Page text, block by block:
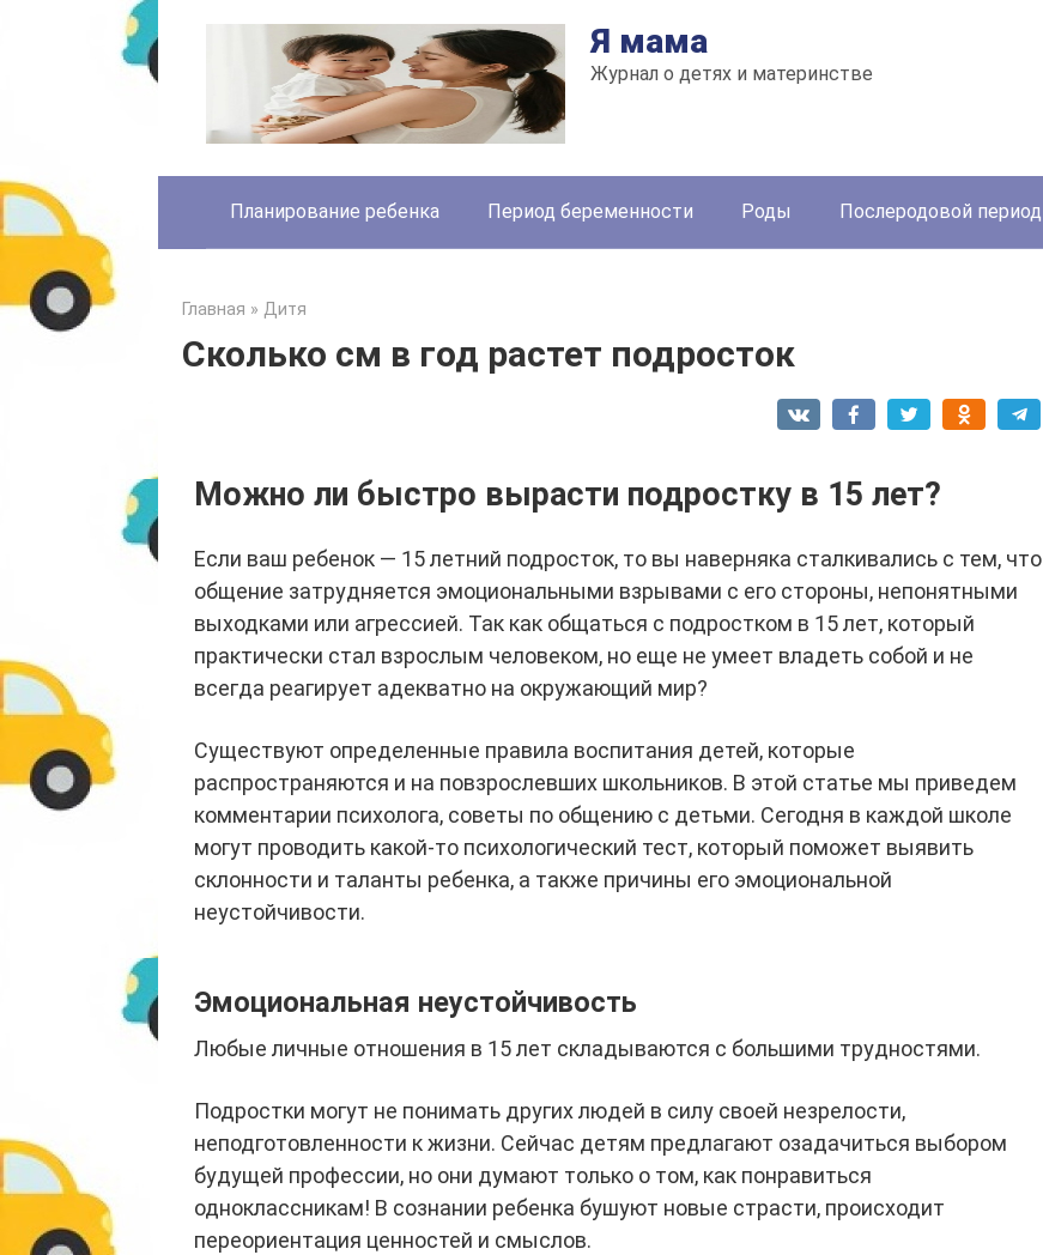
Я мама
Журнал о детях и материнстве
Планирование ребенка Период беременности Роды Послеродовой период
Главная » Дитя
Сколько см в год растет подросток
Можно ли быстро вырасти подростку в 15 лет?
Если ваш ребенок — 15 летний подросток, то вы наверняка сталкивались с тем, что
общение затрудняется эмоциональными взрывами с его стороны, непонятными
выходками или агрессией. Так как общаться с подростком в 15 лет, который
практически стал взрослым человеком, но еще не умеет владеть собой и не
всегда реагирует адекватно на окружающий мир?
Существуют определенные правила воспитания детей, которые
распространяются и на повзрослевших школьников. В этой статье мы приведем
комментарии психолога, советы по общению с детьми. Сегодня в каждой школе
могут проводить какой-то психологический тест, который поможет выявить
склонности и таланты ребенка, а также причины его эмоциональной
неустойчивости.
Эмоциональная неустойчивость
Любые личные отношения в 15 лет складываются с большими трудностями.
Подростки могут не понимать других людей в силу своей незрелости,
неподготовленности к жизни. Сейчас детям предлагают озадачиться выбором
будущей профессии, но они думают только о том, как понравиться
одноклассникам! В сознании ребенка бушуют новые страсти, происходит
переориентация ценностей и смыслов.